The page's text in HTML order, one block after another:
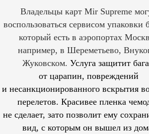
Владельцы карт Mir Supreme
воспользоваться сервисом упаковки
который есть в аэропортах
например, в Шереметьево,
Жуковском. Услуга защитит
от царапин, повреждений
и несанкционированного вскрытия
перелетов. Красивее пленка
не сделает, зато позволит ему
вид, с которым он вышел из